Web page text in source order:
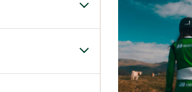
Alternar submenu de
Alternar submenu de